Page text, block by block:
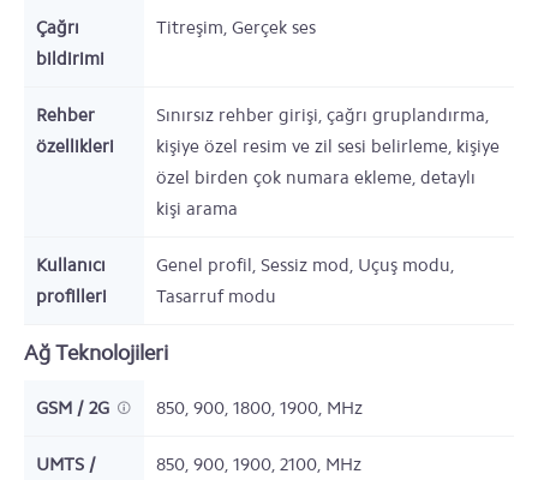
Çağrı
bildirimi
Titreşim, Gerçek ses
Rehber
özellikleri
Sınırsız rehber girişi, çağrı gruplandırma,
kişiye özel resim ve zil sesi belirleme, kişiye
özel birden çok numara ekleme, detaylı
kişi arama
Kullanıcı
profilleri
Genel profil, Sessiz mod, Uçuş modu,
Tasarruf modu
Ağ Teknolojileri
GSM / 2G 850, 900, 1800, 1900, MHz
UMTS /
850, 900, 1900, 2100, MHz